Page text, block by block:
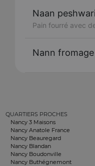
Naan peshwari
Pain fourré avec
Nann
QUARTIERS PROCHES
Nancy 3 Maisons
Nancy Anatole France
Nancy Beauregard
Nancy Blandan
Nancy Boudonville
Nancy Buthégnemont